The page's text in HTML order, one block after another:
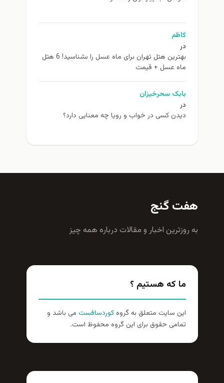
کاظم
در
بهترین هتل تهران برای ماه عسل را بشناسید! 6 هتل
ماه عسل + قیمت
بابک سحرخیزان
در
دیدن کسی در خواب و رویا چه معنایی دارد؟
هفت گنج
به روزترين اخبار و مقالات درباره همه چيز
ما که هستیم ؟
این سایت متعلق به گروهکوردسافست می باشد و
تمامی حقوق برای این گروه محفوظ است.